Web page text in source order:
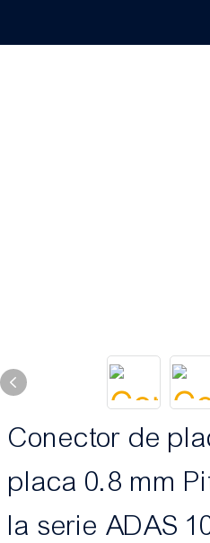
Conector de
placa 0.8 mm
la serie ADAS